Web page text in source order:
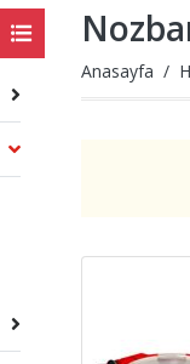
Anasayfa